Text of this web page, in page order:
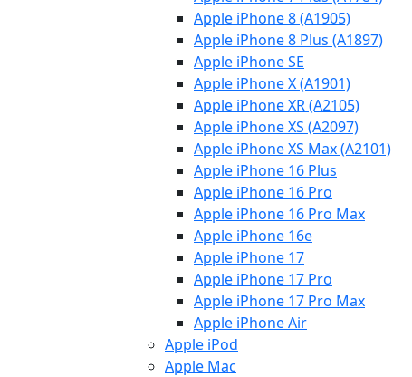
Apple iPhone 8 (A1905)
Apple iPhone 8 Plus (A1897)
Apple iPhone SE
Apple iPhone X (A1901)
Apple iPhone XR (A2105)
Apple iPhone XS (A2097)
Apple iPhone XS Max (A2101)
Apple iPhone 16 Plus
Apple iPhone 16 Pro
Apple iPhone 16 Pro Max
Apple iPhone 16e
Apple iPhone 17
Apple iPhone 17 Pro
Apple iPhone 17 Pro Max
Apple iPhone Air
Apple iPod
Apple Mac